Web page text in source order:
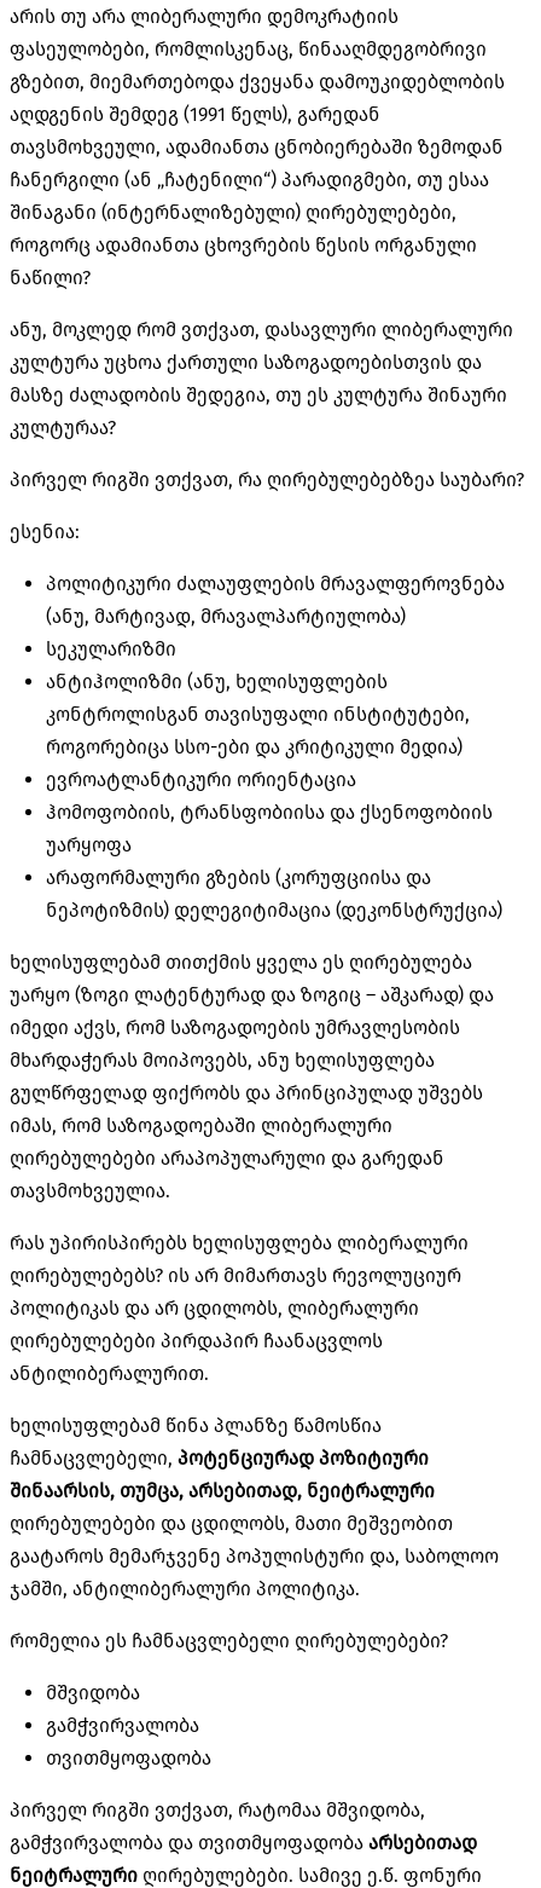
არის თუ არა ლიბერალური დემოკრატიის
ფასეულობები, რომლისკენაც, წინააღმდეგობრივი
გზებით, მიემართებოდა ქვეყანა დამოუკიდებლობის
აღდგენის შემდეგ (1991 წელს), გარედან
თავსმოხვეული, ადამიანთა ცნობიერებაში ზემოდან
ჩანერგილი (ან „ჩატენილი“) პარადიგმები, თუ ესაა
შინაგანი (ინტერნალიზებული) ღირებულებები,
როგორც ადამიანთა ცხოვრების წესის ორგანული
ნაწილი?
ანუ, მოკლედ რომ ვთქვათ, დასავლური ლიბერალური
კულტურა უცხოა ქართული საზოგადოებისთვის და
მასზე ძალადობის შედეგია, თუ ეს კულტურა შინაური
კულტურაა?
პირველ რიგში ვთქვათ, რა ღირებულებებზეა საუბარი?
ესენია:
პოლიტიკური ძალაუფლების მრავალფეროვნება
(ანუ, მარტივად, მრავალპარტიულობა)
სეკულარიზმი
ანტიჰოლიზმი (ანუ, ხელისუფლების
კონტროლისგან თავისუფალი ინსტიტუტები,
როგორებიცა სსო-ები და კრიტიკული მედია)
ევროატლანტიკური ორიენტაცია
ჰომოფობიის, ტრანსფობიისა და ქსენოფობიის
უარყოფა
არაფორმალური გზების (კორუფციისა და
ნეპოტიზმის) დელეგიტიმაცია (დეკონსტრუქცია)
ხელისუფლებამ თითქმის ყველა ეს ღირებულება
უარყო (ზოგი ლატენტურად და ზოგიც – აშკარად) და
იმედი აქვს, რომ საზოგადოების უმრავლესობის
მხარდაჭერას მოიპოვებს, ანუ ხელისუფლება
გულწრფელად ფიქრობს და პრინციპულად უშვებს
იმას, რომ საზოგადოებაში ლიბერალური
ღირებულებები არაპოპულარული და გარედან
თავსმოხვეულია.
რას უპირისპირებს ხელისუფლება ლიბერალური
ღირებულებებს? ის არ მიმართავს რევოლუციურ
პოლიტიკას და არ ცდილობს, ლიბერალური
ღირებულებები პირდაპირ ჩაანაცვლოს
ანტილიბერალურით.
ხელისუფლებამ წინა პლანზე წამოსწია
ჩამნაცვლებელი, პოტენციურად პოზიტიური
შინაარსის, თუმცა, არსებითად, ნეიტრალური
ღირებულებები და ცდილობს, მათი მეშვეობით
გაატაროს მემარჯვენე პოპულისტური და, საბოლოო
ჯამში, ანტილიბერალური პოლიტიკა.
რომელია ეს ჩამნაცვლებელი ღირებულებები?
მშვიდობა
გამჭვირვალობა
თვითმყოფადობა
პირველ რიგში ვთქვათ, რატომაა მშვიდობა,
გამჭვირვალობა და თვითმყოფადობა არსებითად
ნეიტრალური ღირებულებები. სამივე ე.წ. ფონური